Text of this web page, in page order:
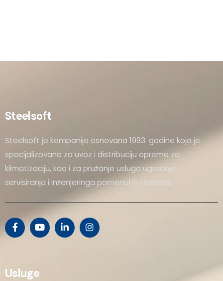
Steelsoft
Steelsoft je kompanija osnovana 1993. godine koja je
specijalizovana za uvoz i distribuciju opreme za
klimatizaciju, kao i za pružanje usluga ugradnje,
servisiranja i inženjeringa pomenutih sistema.
Usluge